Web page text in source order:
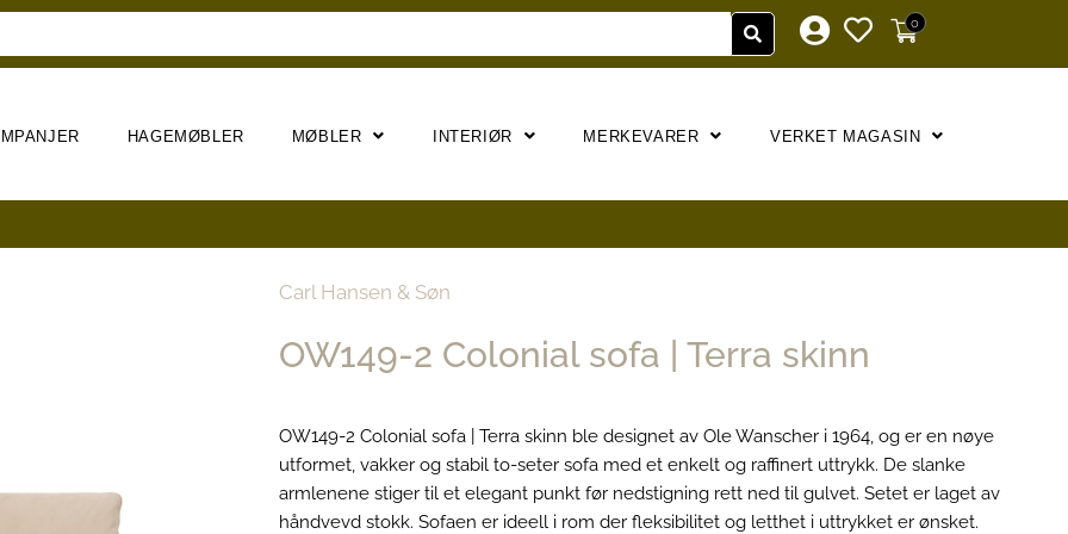
0
HAGEMØBLER MØBLER INTERIØR MERKEVARER VERKET MAGASIN
Carl Hansen & Søn
OW149-2 Colonial sofa | Terra skinn
OW149-2 Colonial sofa | Terra skinn ble designet av Ole Wanscher i 1964, og er en nøye
utformet, vakker og stabil to-seter sofa med et enkelt og raffinert uttrykk. De slanke
armlenene stiger til et elegant punkt før nedstigning rett ned til gulvet. Setet er laget av
håndvevd stokk. Sofaen er ideell i rom der fleksibilitet og letthet i uttrykket er ønsket.